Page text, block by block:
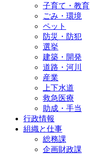
子育て・教育
ごみ・環境
ペット
防災・防犯
選挙
建築・開発
道路・河川
産業
上下水道
救急医療
助成・手当
行政情報
組織と仕事
総務課
企画財政課